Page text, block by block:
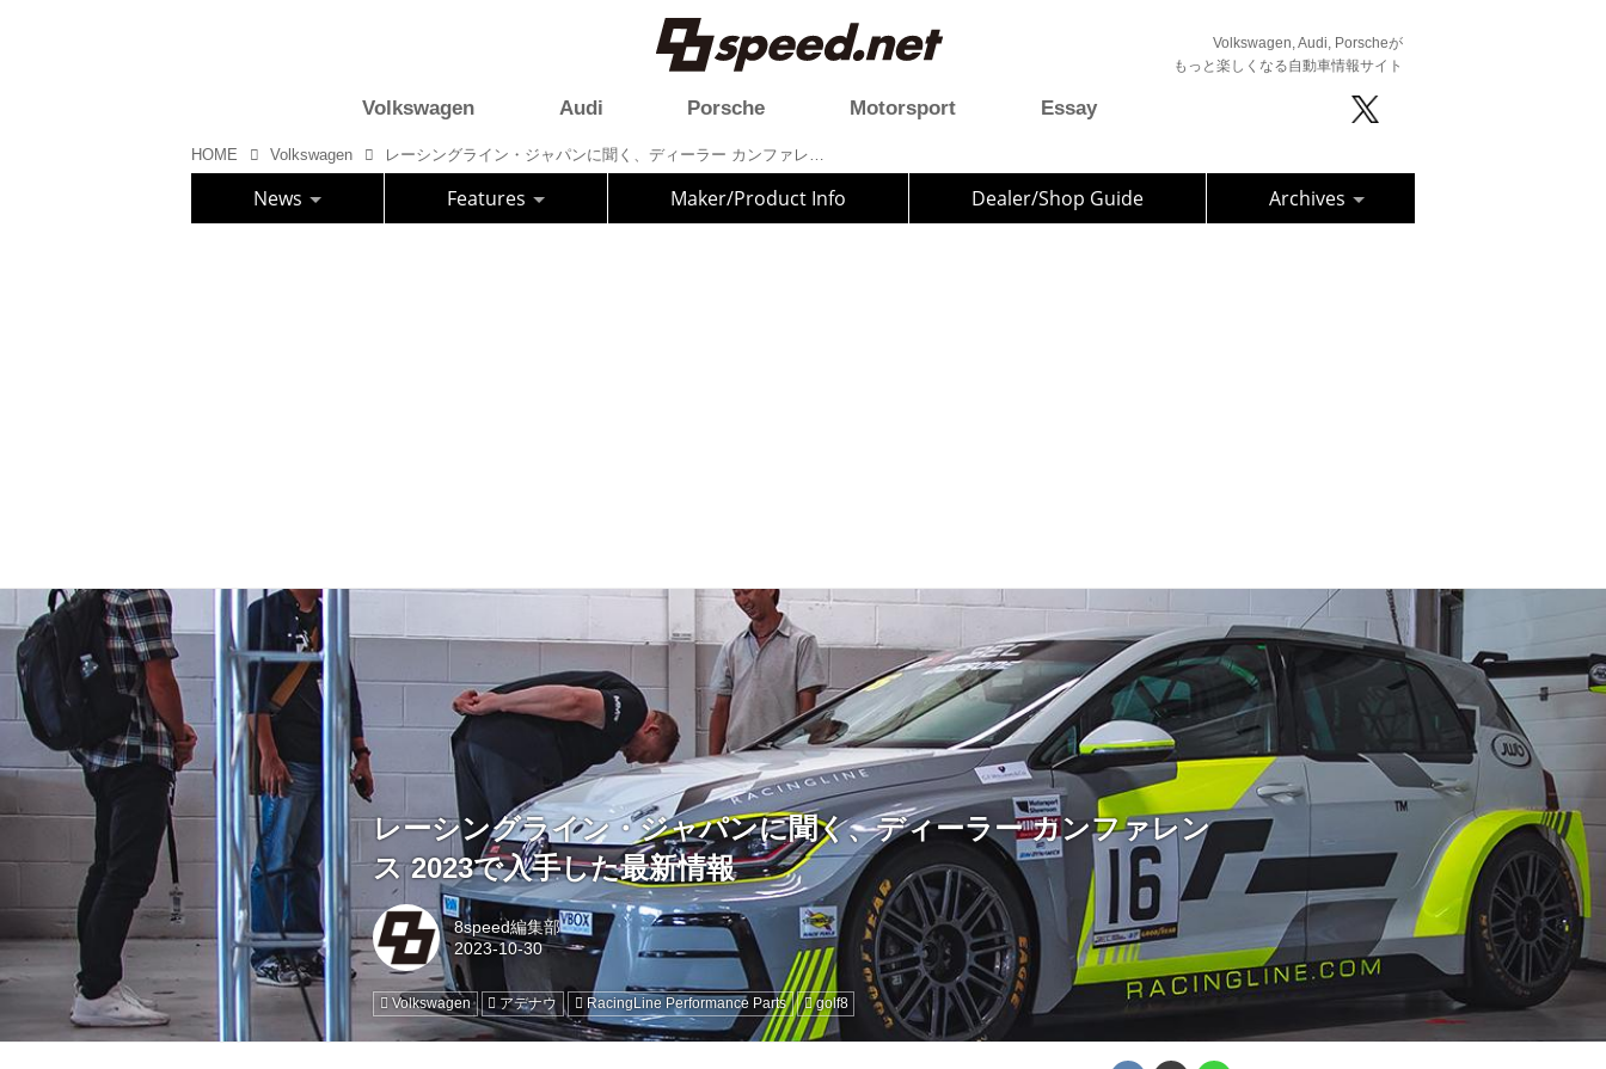
Volkswagen, Audi, Porscheが
もっと楽しくなる自動車情報サイト
Volkswagen Audi Porsche Motorsport Essay
HOME Volkswagen レーシングライン・ジャパンに聞く、ディーラー カンファレンス 2023で入手した最新情報
News Features Maker/Product Info Dealer/Shop Guide Archives
レーシングライン・ジャパンに聞く、ディーラー カンファレン
ス 2023で入手した最新情報
8speed編集部
Volkswagen アデナウ RacingLine Performance Parts golf8